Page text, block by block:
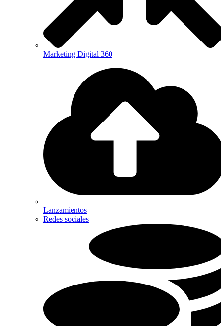
Marketing Digital 360
Lanzamientos
Redes sociales